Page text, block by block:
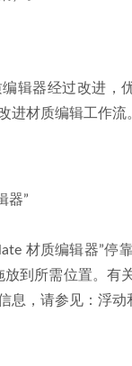
辑器经过改进，
进材质编辑工作流
器”
材质编辑器”停
放到所需位置。有
息，请参见：浮动